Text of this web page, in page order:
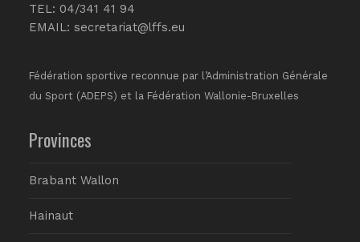
TEL: 04/341 41 94
EMAIL: secretariat@lffs.eu
Fédération sportive reconnue par l’Administration Générale
du Sport (ADEPS) et la Fédération Wallonie-Bruxelles
Provinces
Brabant Wallon
Hainaut